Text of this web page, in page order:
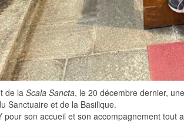
de la Scala Sancta, le 20 décembre dernier,
Sanctuaire et de la Basilique.
pour son accueil et son accompagnement